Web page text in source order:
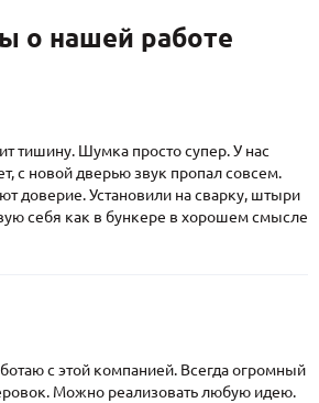
о нашей работе
тишину. Шумка просто супер. У нас
с новой дверью звук пропал совсем.
доверие. Установили на сварку, штыри
себя как в бункере в хорошем смысле
с этой компанией. Всегда огромный
Можно реализовать любую идею.